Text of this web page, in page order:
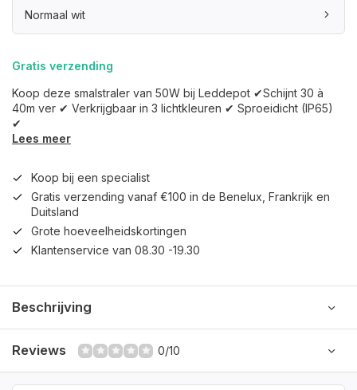
Normaal wit
Gratis verzending
Koop deze smalstraler van 50W bij Leddepot ✔Schijnt 30 à
40m ver ✔ Verkrijgbaar in 3 lichtkleuren ✔ Sproeidicht (IP65)
✔
Lees meer
Koop bij een specialist
Gratis verzending vanaf €100 in de Benelux, Frankrijk en
Duitsland
Grote hoeveelheidskortingen
Klantenservice van 08.30 -19.30
Beschrijving
Reviews 0/10